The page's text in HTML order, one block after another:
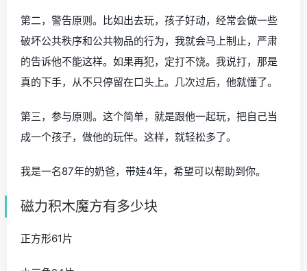
第二，警告原则。比如出去玩，孩子好动，经常会做一些
破坏公共秩序和公共物品的行为，我就会马上制止，严肃
的告诉他不能这样。如果再犯，定打不饶。我说打，那是
真的下手，从不只停留在口头上。几次过后，他就懂了。
第三，参与原则。这个简单，就是跟他一起玩，把自己当
成一个孩子，做他的玩伴。这样，就轻松多了。
我是一名87年的奶爸，带娃4年，希望可以帮助到你。
磁力积木魔方有多少块
正方形61片